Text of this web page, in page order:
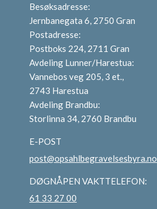
Besøksadresse:
Jernbanegata 6, 2750 Gran
Postadresse:
Postboks 224, 2711 Gran
Avdeling Lunner/Harestua:
Vannebos veg 205, 3 et.,
2743 Harestua
Avdeling Brandbu:
Storlinna 34, 2760 Brandbu
E-POST
post@opsahlbegravelsesbyra.no
DØGNÅPEN VAKTTELEFON:
61 33 27 00